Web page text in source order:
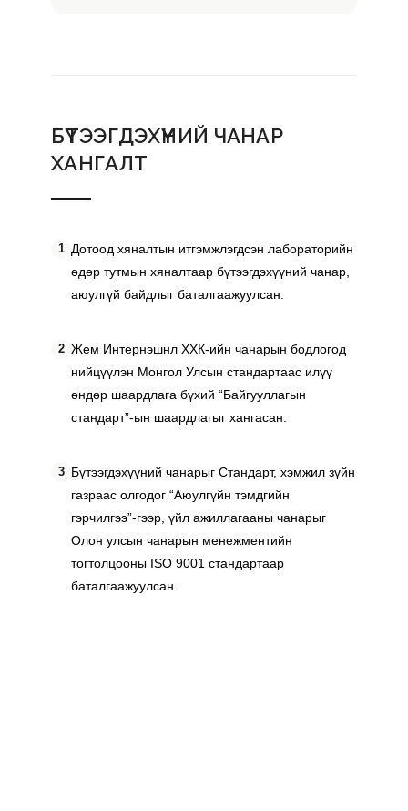
БҮТЭЭГДЭХҮҮНИЙ ЧАНАР
ХАНГАЛТ
1 Дотоод хяналтын итгэмжлэгдсэн лабораторийн
өдөр тутмын хяналтаар бүтээгдэхүүний чанар,
аюулгүй байдлыг баталгаажуулсан.
2 Жем Интернэшнл ХХК-ийн чанарын бодлогод
нийцүүлэн Монгол Улсын стандартаас илүү
өндөр шаардлага бүхий “Байгууллагын
стандарт”-ын шаардлагыг хангасан.
3 Бүтээгдэхүүний чанарыг Стандарт, хэмжил зүйн
газраас олгодог “Аюулгүйн тэмдгийн
гэрчилгээ”-гээр, үйл ажиллагааны чанарыг
Олон улсын чанарын менежментийн
тогтолцооны ISO 9001 стандартаар
баталгаажуулсан.